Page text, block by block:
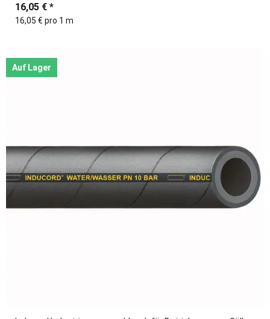
16,05 € *
16,05 € pro 1 m
Auf Lager